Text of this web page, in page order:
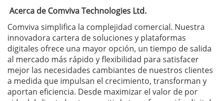
Acerca de Comviva Technologies Ltd.
Comviva simplifica la complejidad comercial. Nuestra
innovadora cartera de soluciones y plataformas
digitales ofrece una mayor opción, un tiempo de salida
al mercado más rápido y flexibilidad para satisfacer
mejor las necesidades cambiantes de nuestros clientes
a medida que impulsan el crecimiento, transforman y
aportan eficiencia. Desde maximizar el valor de por